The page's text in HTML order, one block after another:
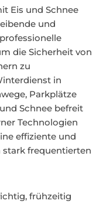
Eis und Schnee
und
die Sicherheit von
zu
in
Parkplätze
Schnee befreit
Technologien
effiziente und
frequentierten
frühzeitig